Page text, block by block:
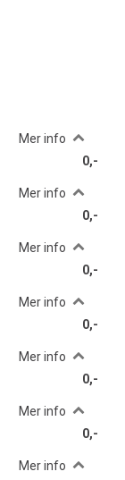
Mer info
0,-
Mer info
0,-
Mer info
0,-
Mer info
0,-
Mer info
0,-
Mer info
0,-
Mer info